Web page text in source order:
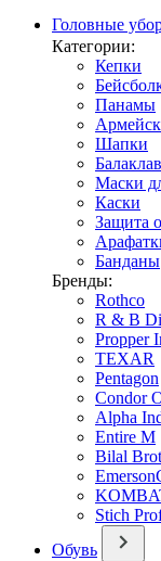
Головные
Категории:
Кепки
Панамы
Шапки
Маски
Каски
Защита
Банданы
Бренды:
Rothco
R & B
Propper
TEXAR
Pentagon
Condor
Alpha
Entire M
Bilal
Stich
Обувь